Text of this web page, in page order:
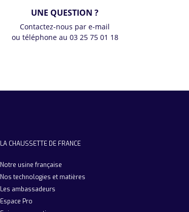
UNE QUESTION ?
Contactez-nous par e-mail
ou téléphone au 03 25 75 01 18
LA CHAUSSETTE DE FRANCE
Notre usine française
Nos technologies et matières
Les ambassadeurs
Espace Pro